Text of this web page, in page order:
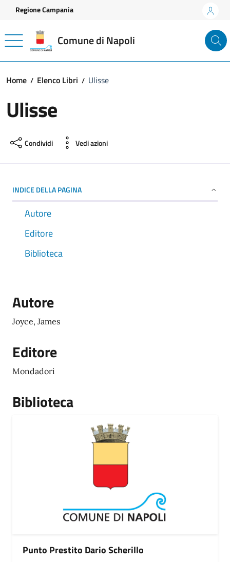
Vai ai contenuti
Vai al footer
Regione Campania
Comune di Napoli
Home Elenco Libri Ulisse
Ulisse
Condividi Vedi azioni
INDICE DELLA PAGINA
Autore
Editore
Biblioteca
Autore
Joyce, James
Editore
Mondadori
Biblioteca
Punto Prestito Dario Scherillo